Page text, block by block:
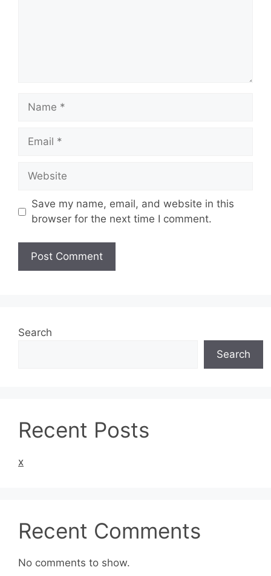
Name
Email
Website
Save my name, email, and website in this
browser for the next time I comment.
Search
Search
Recent Posts
x
Recent Comments
No comments to show.